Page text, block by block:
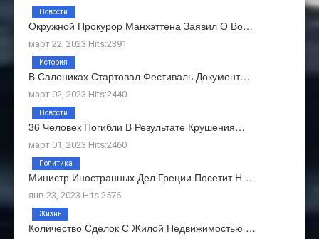
Окружной Прокурор Манхэттена Заявил О Во…
март 22, 2023 Hits:2391
Новости
В Салониках Стартовал Фестиваль Документ…
март 02, 2023 Hits:2440
История
36 Человек Погибли В Результате Крушения…
март 01, 2023 Hits:2460
Новости
Министр Иностранных Дел Греции Посетит Н…
янв 23, 2023 Hits:2576
Политика
Количество Сделок С Жилой Недвижимостью …
Жизнь